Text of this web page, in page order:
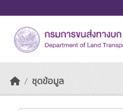
ชุดข้อมูล